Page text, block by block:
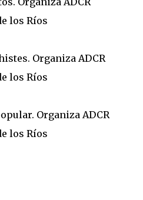
los Ríos
Organiza ADCR
los Ríos
Organiza ADCR
los Ríos